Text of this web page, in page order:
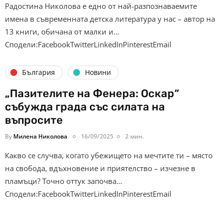
Радостина Николова е едно от най-разпознаваемите
имена в съвременната детска литература у нас – автор на
13 книги, обичана от малки и…
Сподели:FacebookTwitterLinkedInPinterestEmail
България Новини
„Пазителите на Фенера: Оскар“
събужда града със силата на
въпросите
By Милена Николова 16/09/2025 2 мин.
Какво се случва, когато убежището на мечтите ти – място
на свобода, вдъхновение и приятелство – изчезне в
пламъци? Точно оттук започва…
Сподели:FacebookTwitterLinkedInPinterestEmail